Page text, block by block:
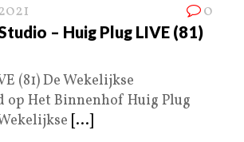
0
– Huig Plug LIVE (81)
(81) De Wekelijkse
Het Binnenhof Huig Plug
[...]